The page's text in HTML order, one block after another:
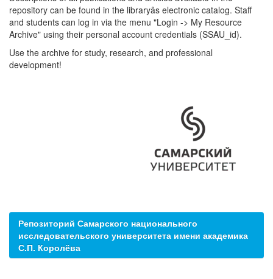
repository can be found in the libraryâs electronic catalog. Staff
and students can log in via the menu "Login -> My Resource
Archive" using their personal account credentials (SSAU_id).
Use the archive for study, research, and professional
development!
Репозиторий Самарского национального
исследовательского университета имени академика
С.П. Королёва